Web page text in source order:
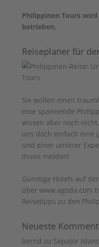
Philippinen Tours wird
betrieben.
Reiseplaner für
Sie wollen einen
eine spannende
wissen aber noch
uns doch einfach eine
und einer unserer
Ihnen melden!
Günstige Hotels auf
über www.agoda.com
Reisetipps zu den
Neueste
bernd zu Siquijor